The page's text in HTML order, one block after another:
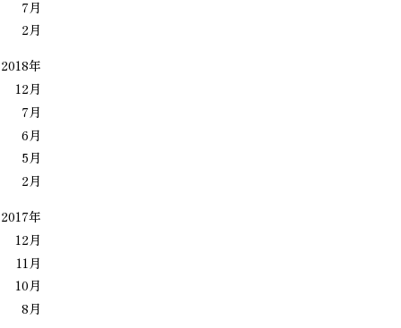
7月
2月
2018年
12月
7月
6月
5月
2月
2017年
12月
11月
10月
8月